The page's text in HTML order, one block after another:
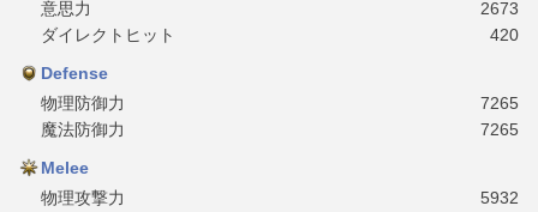
意思力
2673
ダイレクトヒット
420
Defense
物理防御力
7265
魔法防御力
7265
Melee
物理攻撃力
5932